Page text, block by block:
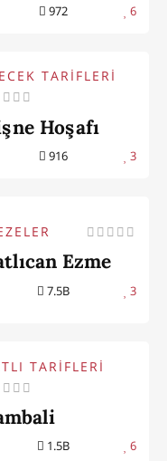
972 6
TARİFLERİ
Hoşafı
916 3
Ezme
7.5B 3
TARİFLERİ
1.5B 6